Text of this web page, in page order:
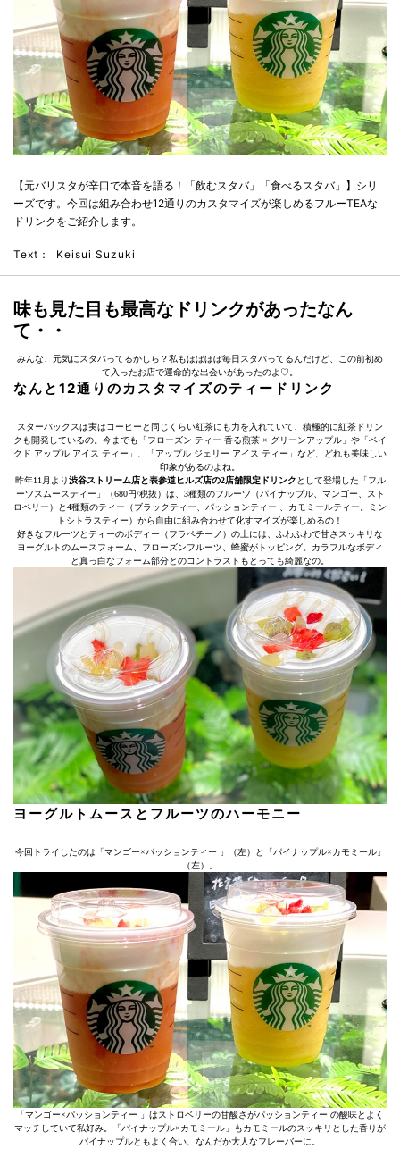
【元バリスタが辛口で本音を語る！「飲むスタバ」「食べるスタバ」】シリ
ーズです。今回は組み合わせ12通りのカスタマイズが楽しめるフルーTEAな
ドリンクをご紹介します。
Text： Keisui Suzuki
味も見た目も最高なドリンクがあったなん
て・・
みんな、元気にスタバってるかしら？私もほぼほぼ毎日スタバってるんだけど、この前初め
て入ったお店で運命的な出会いがあったのよ♡。
なんと12通りのカスタマイズのティードリンク
スターバックスは実はコーヒーと同じくらい紅茶にも力を入れていて、積極的に紅茶ドリン
クも開発しているの。今までも「フローズン ティー 香る煎茶 × グリーンアップル」や「ベイ
クド アップル アイス ティー」、「アップル ジェリー アイス ティー」など、どれも美味しい
印象があるのよね。
昨年11月より渋谷ストリーム店と表参道ヒルズ店の2店舗限定ドリンク として登場した「フル
ーツスムースティー」（680円/税抜）は、3種類のフルーツ（パイナップル、マンゴー、スト
ロベリー）と4種類のティー（ブラックティー、パッションティー 、カモミールティー。ミン
トシトラスティー）から自由に組み合わせて化すマイズが楽しめるの！
好きなフルーツとティーのボディー（フラペチーノ）の上には、ふわふわで甘さスッキリな
ヨーグルトのムースフォーム、フローズンフルーツ、蜂蜜がトッピング。カラフルなボディ
と真っ白なフォーム部分とのコントラストもとっても綺麗なの。
ヨーグルトムースとフルーツのハーモニー
今回トライしたのは「マンゴー×パッションティー 」（左）と「パイナップル×カモミール」
（左）。
「マンゴー×パッションティー 」はストロベリーの甘酸さがパッションティー の酸味とよく
マッチしていて私好み。「パイナップル×カモミール」もカモミールのスッキリとした香りが
パイナップルともよく合い、なんだか大人なフレーバーに。